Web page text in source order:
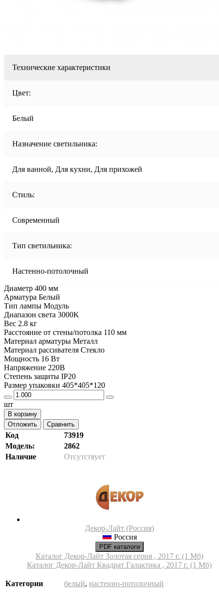
Технические характеристики
Цвет:
Белый
Назначение светильника:
Для ванной, Для кухни, Для прихожей
Стиль:
Современный
Тип светильника:
Настенно-потолочный
Диаметр 400 мм
Арматура Белый
Тип лампы Модуль
Диапазон света 3000K
Вес 2.8 кг
Расстояние от стены/потолка 110 мм
Материал арматуры Металл
Материал рассивателя Стекло
Мощность 16 Вт
Напряжение 220В
Степень защиты IP20
Размер упаковки 405*405*120
шт
В корзину
Отложить
Сравнить
Код
73919
Модель:
2862
Наличие
Отсутствует
Декор-Лайт (Россия)
Россия
PDF каталоги
Каталог Декор-Лайт Золотая серия , 2017 г. (1 Мб)
Каталог Декор-Лайт Квадрат Галактика , 2017 г. (1 Мб)
Категории белый, настенно-потолочный